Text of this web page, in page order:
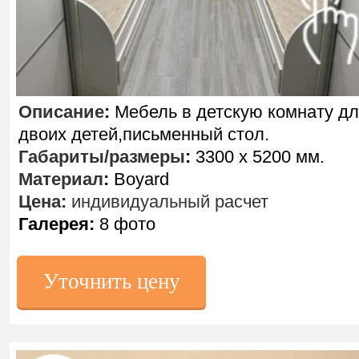
Уточнить цену
Описание: Мебель в детскую комнату
двоих детей,письменный стол.
Габариты/размеры: 3300 х 5200 мм.
Материал: Boyard
Цена: индивидуальный расчет
Галерея: 8 фото